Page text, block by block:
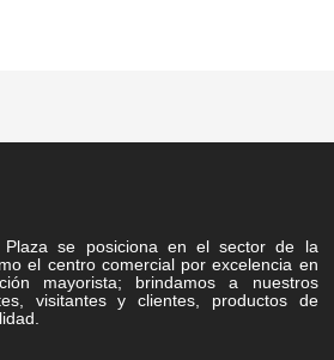
Plaza se posiciona en el sector de la
el centro comercial por excelencia en
mayorista; brindamos a nuestros
visitantes y clientes, productos de